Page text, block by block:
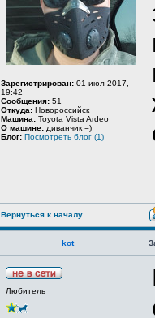
Зарегистрирован: 01 июл 2017,
19:42
Сообщения: 51
Откуда: Новороссийск
Машина: Toyota Vista Ardeo
О машине: диванчик =)
Блог: Посмотреть блог (1)
Вернуться к началу
kot_
Любитель